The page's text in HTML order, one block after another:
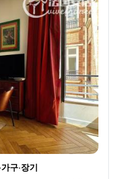
구·장기